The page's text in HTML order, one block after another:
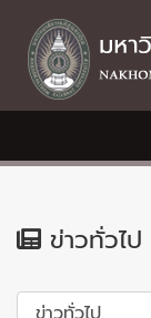
ข่าวทั่วไป